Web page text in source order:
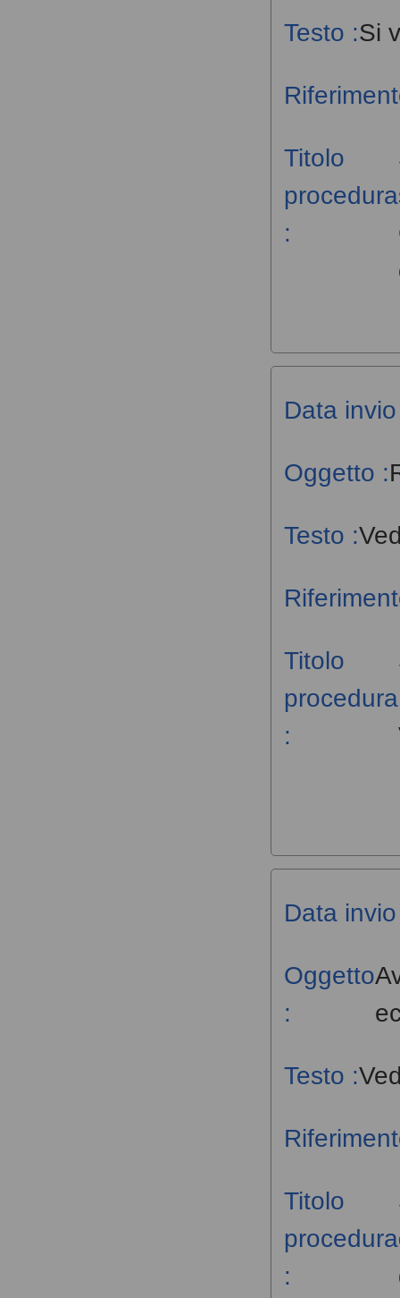
Testo :Si
Titolo
procedura
:
Data
Oggetto :
Testo :
Titolo
procedura
:
Data
Oggetto
:
Testo :
Titolo
procedura
: